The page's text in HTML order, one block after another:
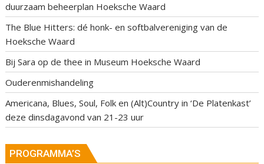
duurzaam beheerplan Hoeksche Waard
The Blue Hitters: dé honk- en softbalvereniging van de
Hoeksche Waard
Bij Sara op de thee in Museum Hoeksche Waard
Ouderenmishandeling
Americana, Blues, Soul, Folk en (Alt)Country in ‘De Platenkast’
deze dinsdagavond van 21-23 uur
PROGRAMMA’S